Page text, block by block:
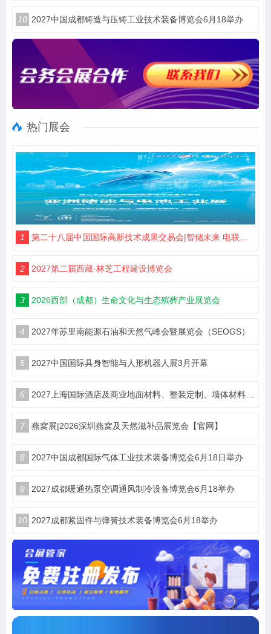
10 2027中国成都铸造与压铸工业技术装备博览会6月18举办
热门展会
1 第二十八届中国国际高新技术成果交易会|智储未来 电联高交
2 2027第二届西藏·林芝工程建设博览会
3 2026西部（成都）生命文化与生态殡葬产业展览会
4 2027年苏里南能源石油和天然气峰会暨展览会（SEOGS）
5 2027中国国际具身智能与人形机器人展3月开幕
6 2027上海国际酒店及商业地面材料、整装定制、墙体材料及精品设计、智慧酒店、照明及智能控制博览会 展位火热销售中！
7 燕窝展|2026深圳燕窝及天然滋补品展览会【官网】
8 2027中国成都国际气体工业技术装备博览会6月18日举办
9 2027成都暖通热泵空调通风制冷设备博览会6月18举办
10 2027成都紧固件与弹簧技术装备博览会6月18举办